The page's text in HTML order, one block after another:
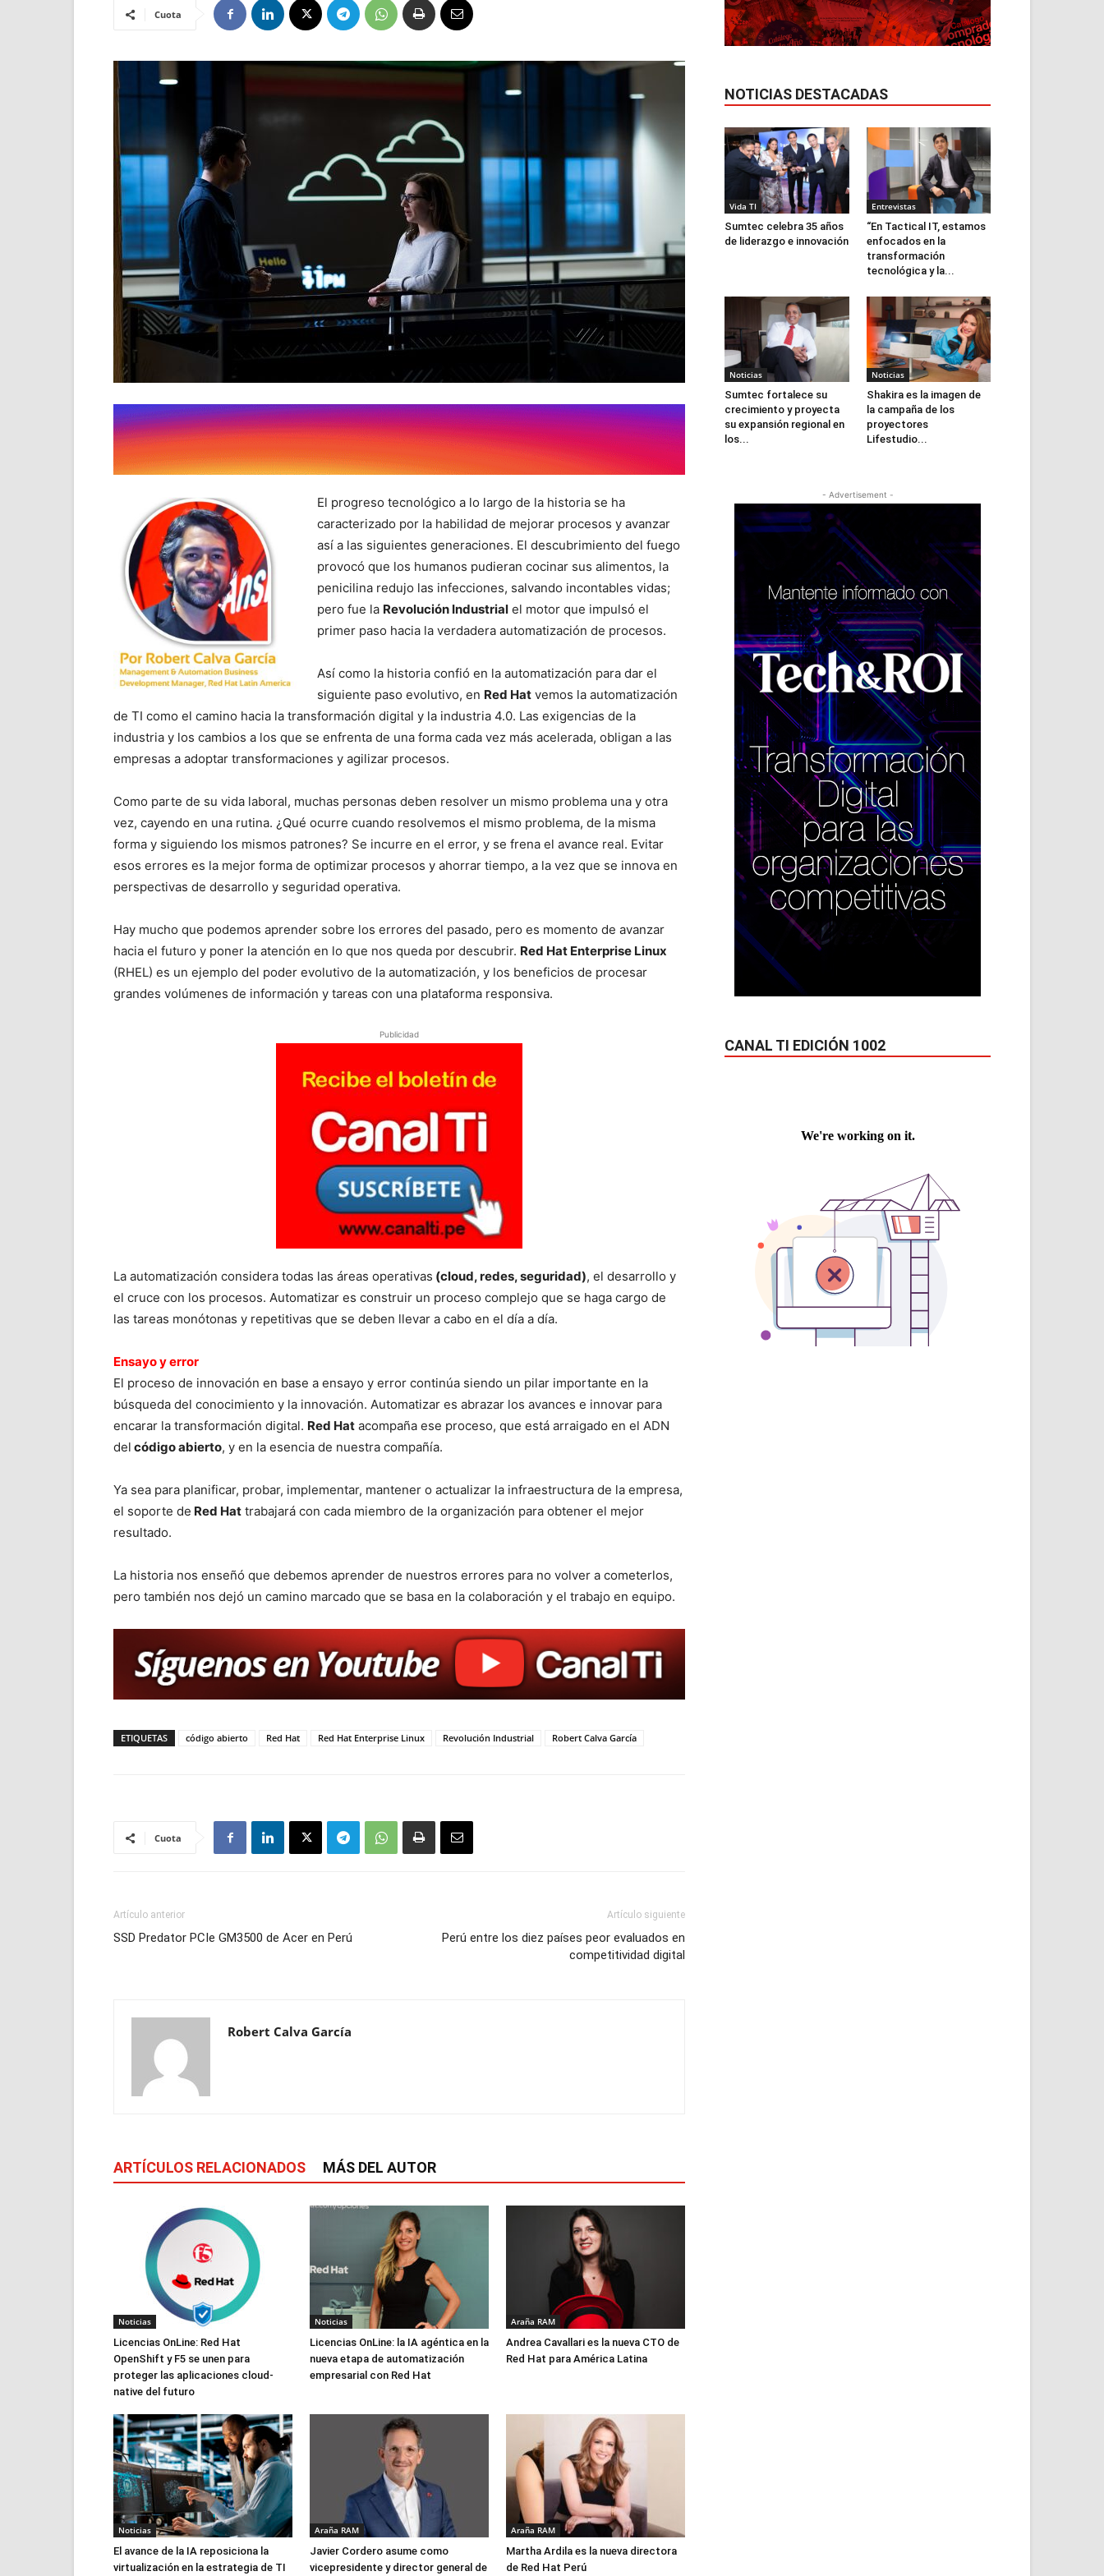
Cuota
El progreso tecnológico a lo largo de la historia se ha
caracterizado por la habilidad de mejorar procesos y avanzar
así a las siguientes generaciones. El descubrimiento del fuego
provocó que los humanos pudieran cocinar sus alimentos, la
penicilina redujo las infecciones, salvando incontables vidas;
pero fue la Revolución Industrial el motor que impulsó el
primer paso hacia la verdadera automatización de procesos.
Así como la historia confió en la automatización para dar el
siguiente paso evolutivo, en Red Hat vemos la automatización
de TI como el camino hacia la transformación digital y la industria 4.0. Las exigencias de la
industria y los cambios a los que se enfrenta de una forma cada vez más acelerada, obligan a las
empresas a adoptar transformaciones y agilizar procesos.
Como parte de su vida laboral, muchas personas deben resolver un mismo problema una y otra
vez, cayendo en una rutina. ¿Qué ocurre cuando resolvemos el mismo problema, de la misma
forma y siguiendo los mismos patrones? Se incurre en el error, y se frena el avance real. Evitar
esos errores es la mejor forma de optimizar procesos y ahorrar tiempo, a la vez que se innova en
perspectivas de desarrollo y seguridad operativa.
Hay mucho que podemos aprender sobre los errores del pasado, pero es momento de avanzar
hacia el futuro y poner la atención en lo que nos queda por descubrir. Red Hat Enterprise Linux
(RHEL) es un ejemplo del poder evolutivo de la automatización, y los beneficios de procesar
grandes volúmenes de información y tareas con una plataforma responsiva.
Publicidad
La automatización considera todas las áreas operativas (cloud, redes, seguridad), el desarrollo y
el cruce con los procesos. Automatizar es construir un proceso complejo que se haga cargo de
las tareas monótonas y repetitivas que se deben llevar a cabo en el día a día.
Ensayo y error
El proceso de innovación en base a ensayo y error continúa siendo un pilar importante en la
búsqueda del conocimiento y la innovación. Automatizar es abrazar los avances e innovar para
encarar la transformación digital. Red Hat acompaña ese proceso, que está arraigado en el ADN
del código abierto, y en la esencia de nuestra compañía.
Ya sea para planificar, probar, implementar, mantener o actualizar la infraestructura de la empresa,
el soporte de Red Hat trabajará con cada miembro de la organización para obtener el mejor
resultado.
La historia nos enseñó que debemos aprender de nuestros errores para no volver a cometerlos,
pero también nos dejó un camino marcado que se basa en la colaboración y el trabajo en equipo.
ETIQUETAS código abierto Red Hat Red Hat Enterprise Linux Revolución Industrial Robert Calva García
Cuota
Artículo anterior
SSD Predator PCIe GM3500 de Acer en Perú
Artículo siguiente
Perú entre los diez países peor evaluados en
competitividad digital
Robert Calva García
ARTÍCULOS RELACIONADOS MÁS DEL AUTOR
Noticias
Licencias OnLine: Red Hat
OpenShift y F5 se unen para
proteger las aplicaciones cloud-
native del futuro
Noticias
Licencias OnLine: la IA agéntica en la
nueva etapa de automatización
empresarial con Red Hat
Araña RAM
Andrea Cavallari es la nueva CTO de
Red Hat para América Latina
Noticias
El avance de la IA reposiciona la
virtualización en la estrategia de TI
Araña RAM
Javier Cordero asume como
vicepresidente y director general de
Araña RAM
Martha Ardila es la nueva directora
de Red Hat Perú
NOTICIAS DESTACADAS
Vida TI
Sumtec celebra 35 años
de liderazgo e innovación
Entrevistas
“En Tactical IT, estamos
enfocados en la
transformación
tecnológica y la...
Noticias
Sumtec fortalece su
crecimiento y proyecta
su expansión regional en
los...
Noticias
Shakira es la imagen de
la campaña de los
proyectores
Lifestudio...
- Advertisement -
CANAL TI EDICIÓN 1002